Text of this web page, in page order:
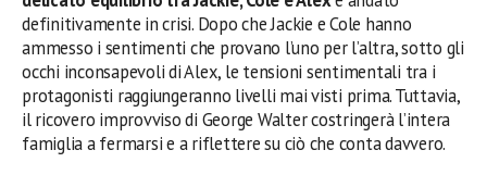
definitivamente in crisi. Dopo che Jackie e Cole hanno
ammesso i sentimenti che provano l’uno per l’altra, sotto gli
occhi inconsapevoli di Alex, le tensioni sentimentali tra i
protagonisti raggiungeranno livelli mai visti prima. Tuttavia,
il ricovero improvviso di George Walter costringerà l’intera
famiglia a fermarsi e a riflettere su ciò che conta davvero.